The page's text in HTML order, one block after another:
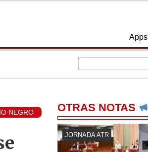
Apps
NEGRO OTRAS NOTAS
JORNADA ATR